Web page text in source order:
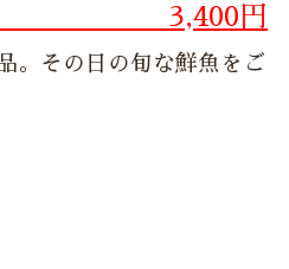
3,400円
。その日の旬な鮮魚をご